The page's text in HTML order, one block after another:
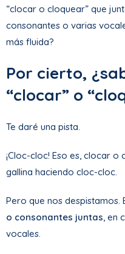
“clocar o cloquear” que
consonantes o varias
más fluida?
Por cierto,
“clocar” o
Te daré una pista.
¡Cloc-cloc! Eso es, clocar
gallina haciendo cloc-cloc.
Pero que nos
o consonantes juntas, en
vocales.